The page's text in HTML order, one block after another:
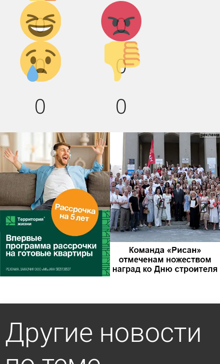
0 0
Дикий
смех!
0
Агрессия!
0
Грусть :(
0
Палец
вниз!
0
Другие новости